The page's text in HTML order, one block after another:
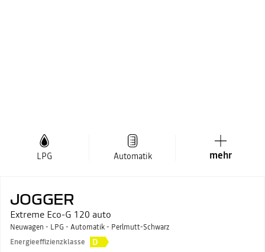
LPG Automatik mehr
JOGGER
Extreme Eco-G 120 auto
Neuwagen - LPG - Automatik - Perlmutt-Schwarz
Energieeffizienzklasse
D